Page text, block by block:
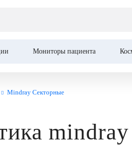
Мониторы пациента
Mindray Секторные